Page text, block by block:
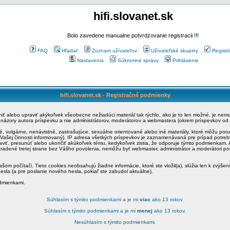
hifi.slovanet.sk
Bolo zavedene manualne potvrdzovanie registracii !!!
FAQ Hľadať Zoznam užívateľov Užívateľské skupiny
Nastavenia
Súkromné správy Prihlásenie
hifi.slovanet.sk - Registračné podmienky
alebo upraviť akýkoľvek všeobecne nežiadúci materiál tak rýchlo, ako je to len možné, je
autora príspevku a nie administrátorov, moderátorov a webmastera (okrem príspevkov
nenávistné, zastrašujúce, sexuálne orientované alebo iné materiály, ktoré môžu
činnosti informovaný). IP adresa všetkých príspevkov je zaznamenávaná pre prípad
presunúť alebo ukončiť akúkoľvek tému, kedykoľvek zistia, že odporuje týmto
tretej strane bez Vášho povolenia, nemôžu byť webmaster, administrátor a moderátori
počítači. Tieto cookies neobsahujú žiadne informácie, ktoré ste vložil(a), slúžia len k
(a pre poslanie nového hesla, pokiaľ ste zabudol aktuálne).
Súhlasím s týmito podmienkami a je mi viac ako 13 rokov.
Súhlasím s týmito podmienkami a je mi menej ako 13 rokov.
Nesúhlasím s týmito podmienkami.